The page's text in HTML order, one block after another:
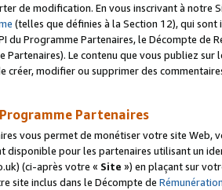
de modification. En vous inscrivant à notre
(telles que définies à la Section 12), qui
du Programme Partenaires, le Décompte de
Partenaires). Le contenu que vous publiez
créer, modifier ou supprimer des
Partenaires
vous permet de monétiser votre site Web,
disponible pour les partenaires utilisant un
(ci-après votre « Site ») en plaçant sur
site inclus dans le Décompte de